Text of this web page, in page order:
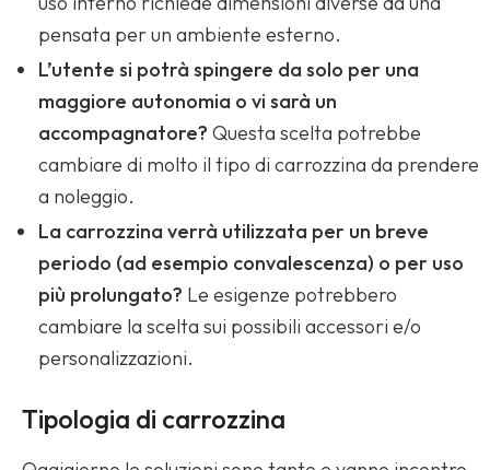
pensata per un ambiente esterno.
L’utente si potrà spingere da solo per una
maggiore autonomia o vi sarà un
accompagnatore? Questa scelta potrebbe
cambiare di molto il tipo di carrozzina da prendere
a noleggio.
La carrozzina verrà utilizzata per un breve
periodo (ad esempio convalescenza) o per uso
più prolungato? Le esigenze potrebbero
cambiare la scelta sui possibili accessori e/o
personalizzazioni.
Tipologia di carrozzina